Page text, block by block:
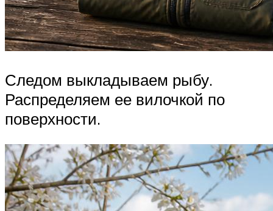
Следом выкладываем рыбу.
Распределяем ее вилочкой по
поверхности.